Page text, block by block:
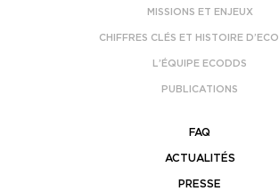
MISSIONS ET ENJEUX
CHIFFRES CLÉS ET HISTOIRE
L’ÉQUIPE ECODDS
PUBLICATIONS
FAQ
ACTUALITÉS
PRESSE